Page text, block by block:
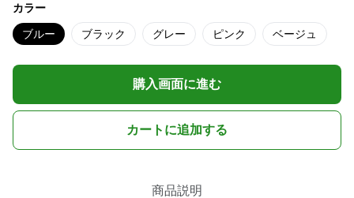
カラー
ブルー ブラック グレー ピンク ベージュ
購入画面に進む
カートに追加する
商品説明